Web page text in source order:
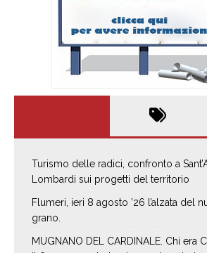
Turismo delle radici, confronto a
Lombardi sui progetti del territorio
Flumeri, ieri 8 agosto ’26 l’alzata del
grano.
MUGNANO DEL CARDINALE. Chi era